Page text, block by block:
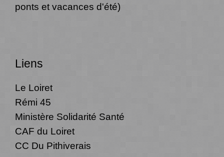
ponts et vacances d'été)
Liens
Le Loiret
Rémi 45
Ministère Solidarité Santé
CAF du Loiret
CC Du Pithiverais